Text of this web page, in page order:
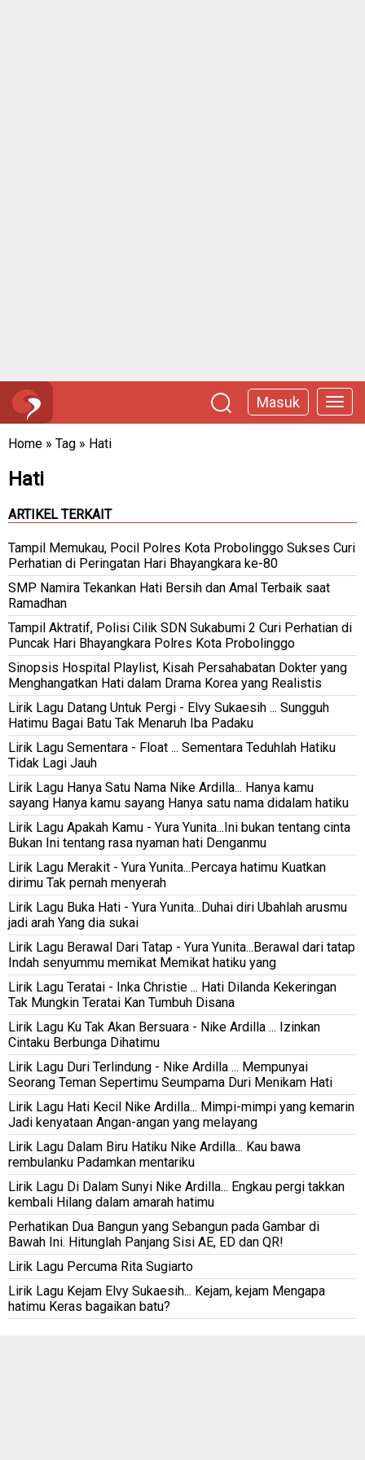
Masuk
Home » Tag » Hati
Hati
ARTIKEL TERKAIT
Tampil Memukau, Pocil Polres Kota Probolinggo Sukses Curi
Perhatian di Peringatan Hari Bhayangkara ke-80
SMP Namira Tekankan Hati Bersih dan Amal Terbaik saat
Ramadhan
Tampil Aktratif, Polisi Cilik SDN Sukabumi 2 Curi Perhatian di
Puncak Hari Bhayangkara Polres Kota Probolinggo
Sinopsis Hospital Playlist, Kisah Persahabatan Dokter yang
Menghangatkan Hati dalam Drama Korea yang Realistis
Lirik Lagu Datang Untuk Pergi - Elvy Sukaesih ... Sungguh
Hatimu Bagai Batu Tak Menaruh Iba Padaku
Lirik Lagu Sementara - Float ... Sementara Teduhlah Hatiku
Tidak Lagi Jauh
Lirik Lagu Hanya Satu Nama Nike Ardilla... Hanya kamu
sayang Hanya kamu sayang Hanya satu nama didalam hatiku
Lirik Lagu Apakah Kamu - Yura Yunita...Ini bukan tentang cinta
Bukan Ini tentang rasa nyaman hati Denganmu
Lirik Lagu Merakit - Yura Yunita...Percaya hatimu Kuatkan
dirimu Tak pernah menyerah
Lirik Lagu Buka Hati - Yura Yunita...Duhai diri Ubahlah arusmu
jadi arah Yang dia sukai
Lirik Lagu Berawal Dari Tatap - Yura Yunita...Berawal dari tatap
Indah senyummu memikat Memikat hatiku yang
Lirik Lagu Teratai - Inka Christie ... Hati Dilanda Kekeringan
Tak Mungkin Teratai Kan Tumbuh Disana
Lirik Lagu Ku Tak Akan Bersuara - Nike Ardilla ... Izinkan
Cintaku Berbunga Dihatimu
Lirik Lagu Duri Terlindung - Nike Ardilla ... Mempunyai
Seorang Teman Sepertimu Seumpama Duri Menikam Hati
Lirik Lagu Hati Kecil Nike Ardilla... Mimpi-mimpi yang kemarin
Jadi kenyataan Angan-angan yang melayang
Lirik Lagu Dalam Biru Hatiku Nike Ardilla... Kau bawa
rembulanku Padamkan mentariku
Lirik Lagu Di Dalam Sunyi Nike Ardilla... Engkau pergi takkan
kembali Hilang dalam amarah hatimu
Perhatikan Dua Bangun yang Sebangun pada Gambar di
Bawah Ini. Hitunglah Panjang Sisi AE, ED dan QR!
Lirik Lagu Percuma Rita Sugiarto
Lirik Lagu Kejam Elvy Sukaesih... Kejam, kejam Mengapa
hatimu Keras bagaikan batu?